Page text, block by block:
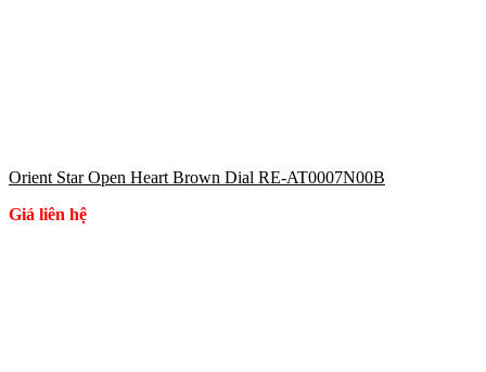
Orient Star Open Heart Brown Dial RE-AT0007N00B
Giá liên hệ